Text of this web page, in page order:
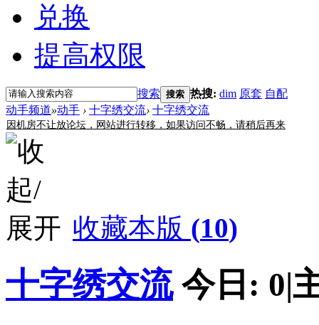
兑换
提高权限
搜索 搜索 热搜: dim 原套 自配
动手频道»动手 › 十字绣交流› 十字绣交流
因机房不让放论坛，网站进行转移，如果访问不畅，请稍后再来
收藏本版 (10)
十字绣交流 今日: 0|